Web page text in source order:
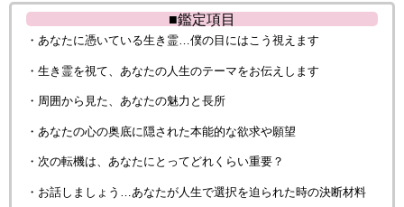
■鑑定項目
・あなたに憑いている生き霊…僕の目にはこう視えます
・生き霊を視て、あなたの人生のテーマをお伝えします
・周囲から見た、あなたの魅力と長所
・あなたの心の奥底に隠された本能的な欲求や願望
・次の転機は、あなたにとってどれくらい重要？
・お話しましょう…あなたが人生で選択を迫られた時の決断材料